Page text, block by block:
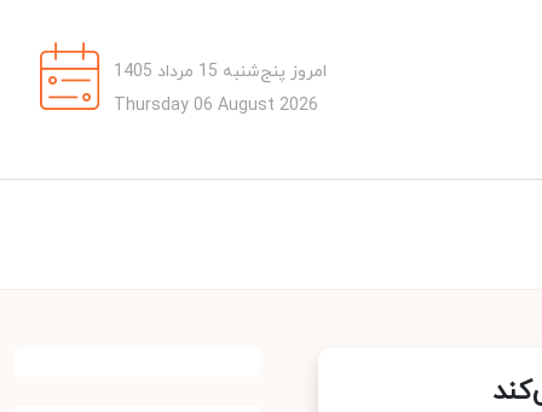
امروز پنج‌شنبه 15 مرداد 1405
Thursday 06 August 2026